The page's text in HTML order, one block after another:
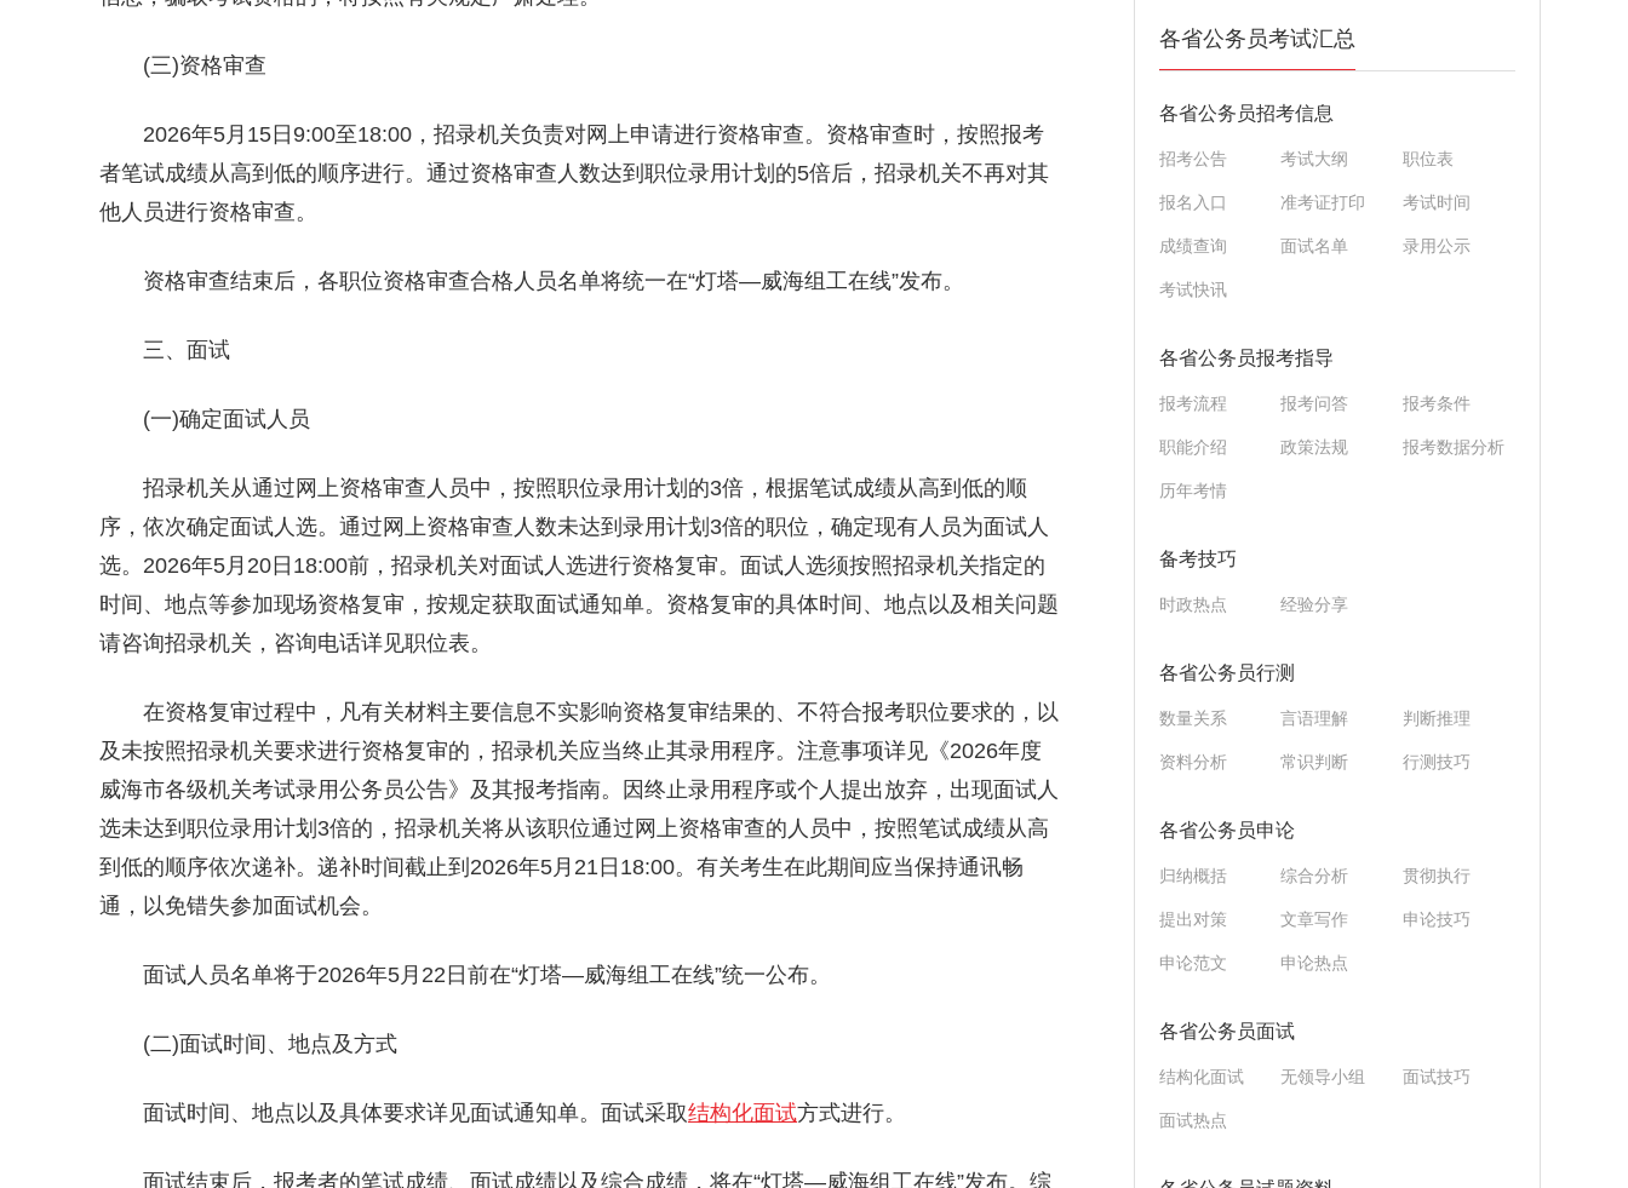
(三)资格审查
2026年5月15日9:00至18:00，招录机关负责对网上申请进行资格审查。资格审查时，按照报考
者笔试成绩从高到低的顺序进行。通过资格审查人数达到职位录用计划的5倍后，招录机关不再对其
他人员进行资格审查。
资格审查结束后，各职位资格审查合格人员名单将统一在“灯塔—威海组工在线”发布。
三、面试
(一)确定面试人员
招录机关从通过网上资格审查人员中，按照职位录用计划的3倍，根据笔试成绩从高到低的顺
序，依次确定面试人选。通过网上资格审查人数未达到录用计划3倍的职位，确定现有人员为面试人
选。2026年5月20日18:00前，招录机关对面试人选进行资格复审。面试人选须按照招录机关指定的
时间、地点等参加现场资格复审，按规定获取面试通知单。资格复审的具体时间、地点以及相关问题
请咨询招录机关，咨询电话详见职位表。
在资格复审过程中，凡有关材料主要信息不实影响资格复审结果的、不符合报考职位要求的，以
及未按照招录机关要求进行资格复审的，招录机关应当终止其录用程序。注意事项详见《2026年度
威海市各级机关考试录用公务员公告》及其报考指南。因终止录用程序或个人提出放弃，出现面试人
选未达到职位录用计划3倍的，招录机关将从该职位通过网上资格审查的人员中，按照笔试成绩从高
到低的顺序依次递补。递补时间截止到2026年5月21日18:00。有关考生在此期间应当保持通讯畅
通，以免错失参加面试机会。
面试人员名单将于2026年5月22日前在“灯塔—威海组工在线”统一公布。
(二)面试时间、地点及方式
面试时间、地点以及具体要求详见面试通知单。面试采取结构化面试方式进行。
面试结束后，报考者的笔试成绩、面试成绩以及综合成绩，将在“灯塔—威海组工在线”发布。综
各省公务员考试汇总
各省公务员招考信息
招考公告 考试大纲 职位表
报名入口 准考证打印 考试时间
成绩查询 面试名单 录用公示
考试快讯
各省公务员报考指导
报考流程 报考问答 报考条件
职能介绍 政策法规 报考数据分析
历年考情
备考技巧
时政热点 经验分享
各省公务员行测
数量关系 言语理解 判断推理
资料分析 常识判断 行测技巧
各省公务员申论
归纳概括 综合分析 贯彻执行
提出对策 文章写作 申论技巧
申论范文 申论热点
各省公务员面试
结构化面试 无领导小组 面试技巧
面试热点